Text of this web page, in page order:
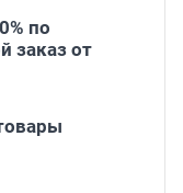
по
заказ от